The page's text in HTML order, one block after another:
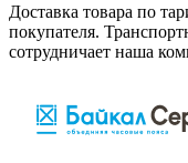
Доставка товара по
покупателя.
сотрудничает наша